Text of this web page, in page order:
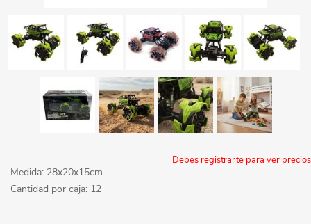
Debes registrarte para ver precios
Medida: 28x20x15cm
Cantidad por caja: 12